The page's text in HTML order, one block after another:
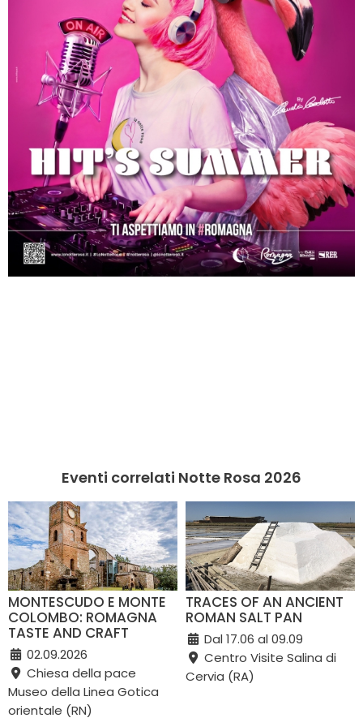
Eventi correlati Notte Rosa 2026
MONTESCUDO E MONTE
COLOMBO: ROMAGNA
TASTE AND CRAFT
02.09.2026
Chiesa della pace
Museo della Linea Gotica
orientale (RN)
TRACES OF AN ANCIENT
ROMAN SALT PAN
Dal 17.06 al 09.09
Centro Visite Salina di
Cervia (RA)